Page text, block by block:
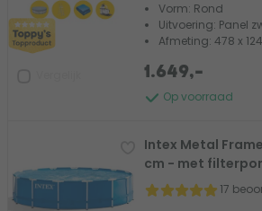
Vorm: Rond
Uitvoering: Panel
Afmeting: 478 x
Op voorraad
1.649,-
Intex Metal
cm - met
17